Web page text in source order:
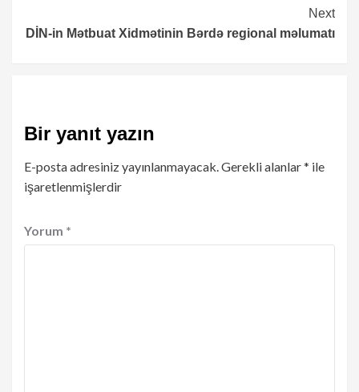
Next
DİN-in Mətbuat Xidmətinin Bərdə regional məlumatı
Bir yanıt yazın
E-posta adresiniz yayınlanmayacak.Gerekli alanlar* ile
işaretlenmişlerdir
Yorum *